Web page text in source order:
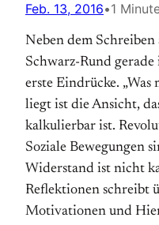
Feb. 13, 2016•1
Neben dem
Schwarz-Rund
erste Eindrücke. „Was
liegt ist die Ansicht,
kalkulierbar ist.
Soziale Bewegungen
Widerstand ist nicht
Reflektionen schreibt
Motivationen und